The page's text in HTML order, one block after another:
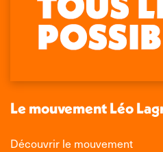
Facebook
s'ouvre
une
fenêtre
page
X
s'ouvre
une
fenêtre
page
LinkedIn
s'ouvre
une
fenêtre
page
Instagram
s'ouvre
une
nouvelle
fenêtre
Le mouvement Léo
Découvrir le mouvement